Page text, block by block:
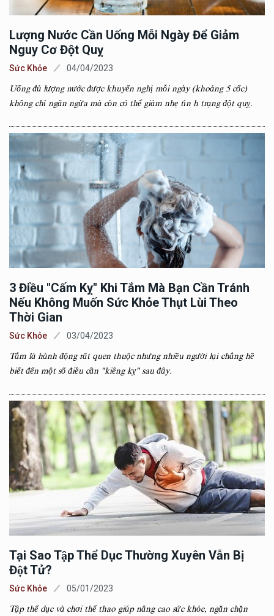
Lượng Nước Cần Uống Mỗi Ngày Để Giảm
Nguy Cơ Đột Quỵ
Sức Khỏe 04/04/2023
Uống đủ lượng nước được khuyến nghị mỗi ngày (khoảng 5 cốc)
không chỉ ngăn ngừa mà còn có thể giảm nhẹ tìn h trạng đột quỵ.
3 Điều "cấm Kỵ" Khi Tắm Mà Bạn Cần Tránh
Nếu Không Muốn Sức Khỏe Thụt Lùi Theo
Thời Gian
Sức Khỏe 03/04/2023
Tắm là hành động rất quen thuộc nhưng nhiều người lại chẳng hề
biết đến một số điều cần "kiêng kỵ" sau đây.
Tại Sao Tập Thể Dục Thường Xuyên Vẫn Bị
Đột Tử?
Sức Khỏe 05/01/2023
Tập thể dục và chơi thể thao giúp nâng cao sức khỏe, ngăn chặn